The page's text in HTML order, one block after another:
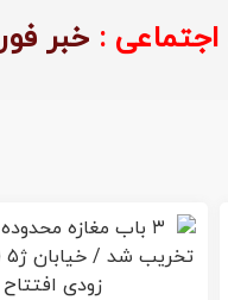
اجتماعی : خبر